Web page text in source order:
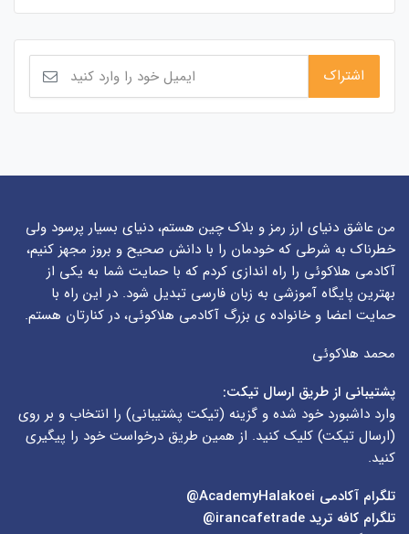
من عاشق دنیای ارز رمز و بلاک چین هستم، دنیای بسیار پرسود ولی
خطرناک به شرطی که خودمان را با دانش صحیح و بروز مجهز کنیم،
آکادمی هلاکوئی را راه اندازی کردم که با حمایت شما به یکی از
بهترین پایگاه آموزشی به زبان فارسی تبدیل شود. در این راه با
حمایت اعضا و خانواده ی بزرگ آکادمی هلاکوئی، در کنارتان هستم.
محمد هلاکوئی
پشتیبانی از طریق ارسال تیکت:
وارد داشبورد خود شده و گزینه (تیکت پشتیبانی) را انتخاب و بر روی
(ارسال تیکت) کلیک کنید. از همین طریق درخواست خود را پیگیری
کنید.
تلگرام آکادمی
تلگرام کافه ترید irancafetrade@